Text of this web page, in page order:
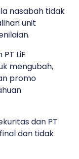
nasabah tidak
unit
PT LiF
mengubah,
promo
dan PT
final dan tidak